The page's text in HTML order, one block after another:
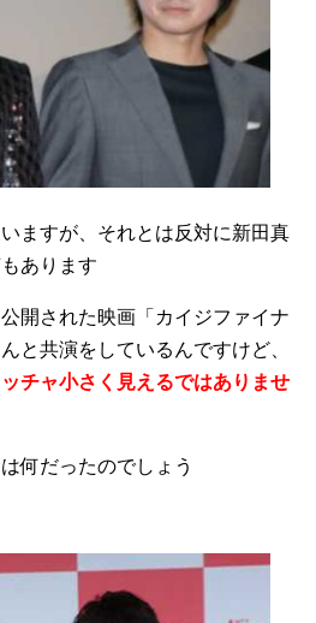
ますが、それとは反対に新田真
あります
開された映画「カイジファイナ
と共演をしているんですけど、
チャ小さく見えるではありませ
何だったのでしょう